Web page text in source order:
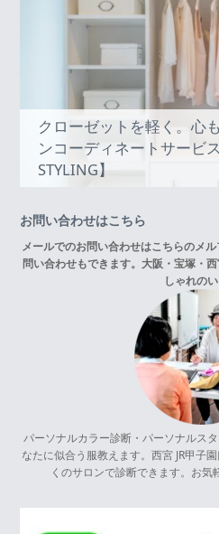
クローゼットを軽く。心
ンコーディネートサービ
STYLING】
お問い合わせはこちら
メールでのお問い合わせはこちらのメル
問い合わせもできます。 大阪・宝塚・
しゃれの
パーソナルカラー診断・パーソナルス
なたに似合う服教えます。西宮 JR甲子
くのサロンで診断できます。お気